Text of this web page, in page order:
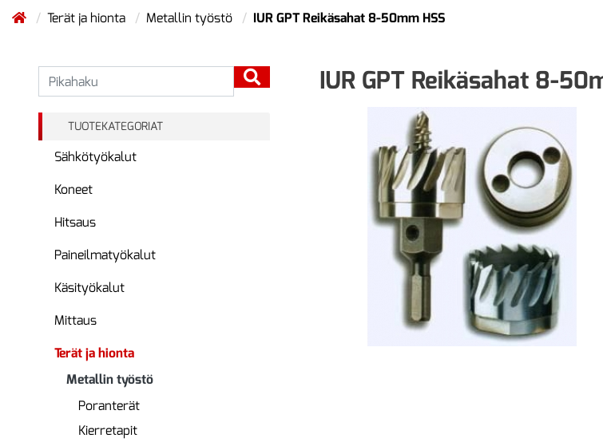
Terät ja hionta Metallin työstö IUR GPT Reikäsahat 8-50mm HSS
TUOTEKATEGORIAT
Sähkötyökalut
Koneet
Hitsaus
Paineilmatyökalut
Käsityökalut
Mittaus
Terät ja hionta
Metallin työstö
Poranterät
Kierretapit
IUR GPT Reikäsahat 8-